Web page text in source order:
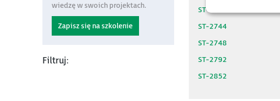
wiedzę w swoich projektach.
Zapisz się na szkolenie
Filtruj:
ST-2742
ST-2744
ST-2748
ST-2792
ST-2852